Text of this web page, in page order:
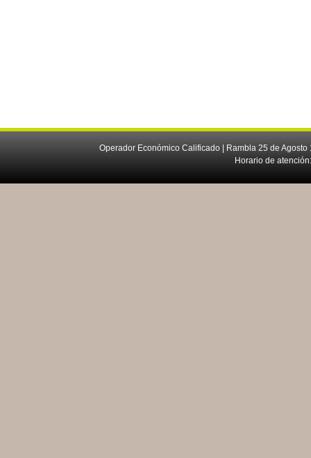
Operador Económico Calificado | Rambla 25 de
Horario de